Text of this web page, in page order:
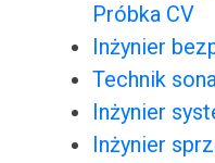
Próbka CV
Inżynier
Technik
Inżynier
Inżynier